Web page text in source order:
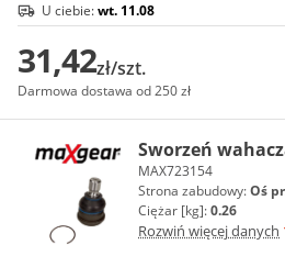
U ciebie:wt. 11.08
31,42zł/szt.
Darmowa dostawa od 250 zł
Sworzeń
MAX723154
Strona zabudowy:Oś
Ciężar [kg]:0.26
Rozwiń więcej danych